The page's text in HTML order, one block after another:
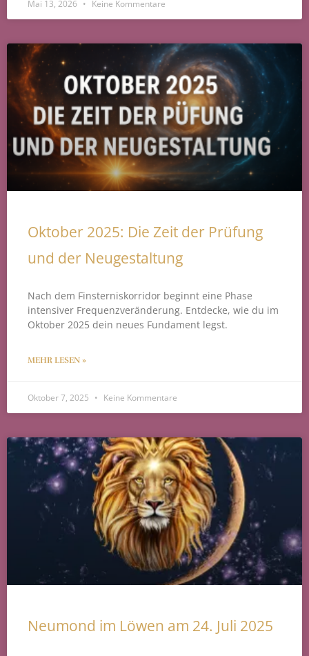
Mai 13, 2026 Keine Kommentare
Oktober 2025: Die Zeit der Prüfung
und der Neugestaltung
Nach dem Finsterniskorridor beginnt eine Phase
intensiver Frequenzveränderung. Entdecke, wie du im
Oktober 2025 dein neues Fundament legst.
MEHR LESEN »
Oktober 7, 2025 Keine Kommentare
Neumond im Löwen am 24. Juli 2025